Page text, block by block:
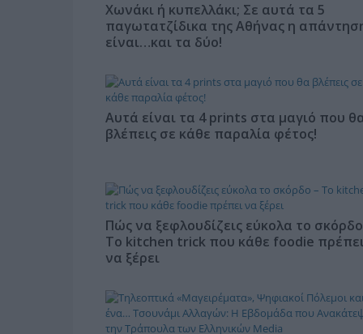
Χωνάκι ή κυπελλάκι; Σε αυτά τα 5
παγωτατζίδικα της Αθήνας η
είναι…και τα δύο!
Αυτά είναι τα 4 prints στα μαγιό που
βλέπεις σε κάθε παραλία φέτος!
Πώς να ξεφλουδίζεις εύκολα το
Το kitchen trick που κάθε foodie πρέπει
να ξέρει